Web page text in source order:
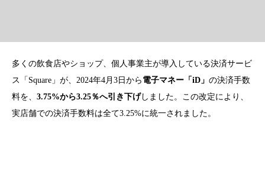
多くの飲食店やショップ、個人事業主が導入している決済サービ
ス「Square」が、2024年4月3日から 電子マネー「iD」 の決済手数
料を、 3.75%から3.25％へ引き下げしました。この改定により、
実店舗での決済手数料は全て3.25%に統一されました。